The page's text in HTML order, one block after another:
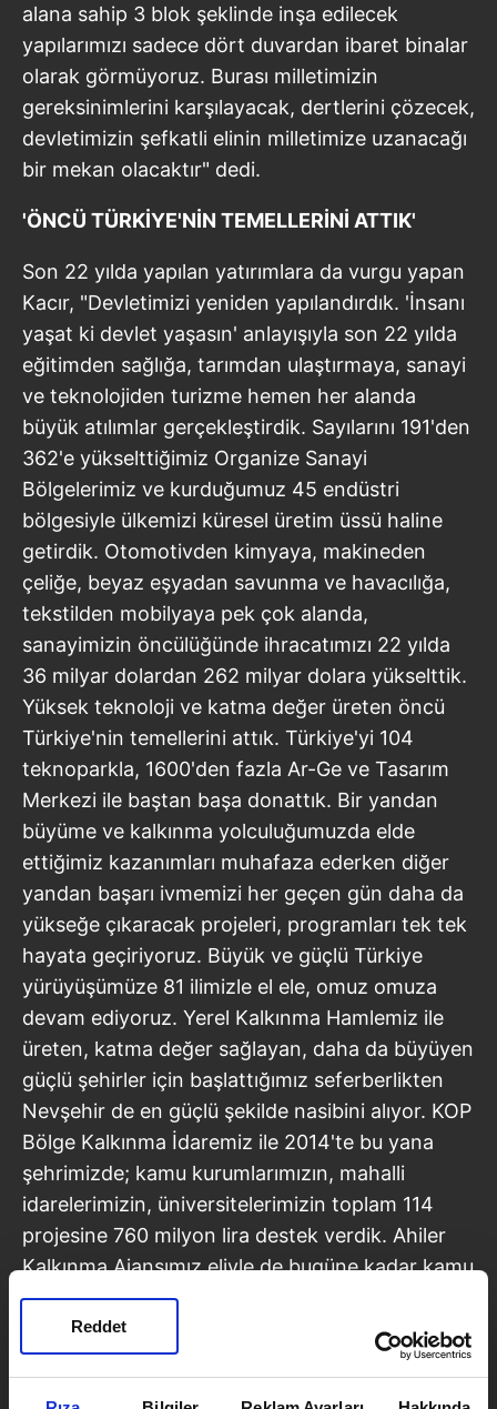
Reddet
alana sahip 3 blok şeklinde inşa edilecek
yapılarımızı sadece dört duvardan ibaret binalar
olarak görmüyoruz. Burası milletimizin
gereksinimlerini karşılayacak, dertlerini çözecek,
devletimizin şefkatli elinin milletimize uzanacağı
bir mekan olacaktır" dedi.
'ÖNCÜ TÜRKİYE'NİN TEMELLERİNİ ATTIK'
Son 22 yılda yapılan yatırımlara da vurgu yapan
Kacır, "Devletimizi yeniden yapılandırdık. 'İnsanı
yaşat ki devlet yaşasın' anlayışıyla son 22 yılda
eğitimden sağlığa, tarımdan ulaştırmaya, sanayi
ve teknolojiden turizme hemen her alanda
büyük atılımlar gerçekleştirdik. Sayılarını 191'den
362'e yükselttiğimiz Organize Sanayi
Bölgelerimiz ve kurduğumuz 45 endüstri
bölgesiyle ülkemizi küresel üretim üssü haline
getirdik. Otomotivden kimyaya, makineden
çeliğe, beyaz eşyadan savunma ve havacılığa,
tekstilden mobilyaya pek çok alanda,
sanayimizin öncülüğünde ihracatımızı 22 yılda
36 milyar dolardan 262 milyar dolara yükselttik.
Yüksek teknoloji ve katma değer üreten öncü
Türkiye'nin temellerini attık. Türkiye'yi 104
teknoparkla, 1600'den fazla Ar-Ge ve Tasarım
Merkezi ile baştan başa donattık. Bir yandan
büyüme ve kalkınma yolculuğumuzda elde
ettiğimiz kazanımları muhafaza ederken diğer
yandan başarı ivmemizi her geçen gün daha da
yükseğe çıkaracak projeleri, programları tek tek
hayata geçiriyoruz. Büyük ve güçlü Türkiye
yürüyüşümüze 81 ilimizle el ele, omuz omuza
devam ediyoruz. Yerel Kalkınma Hamlemiz ile
üreten, katma değer sağlayan, daha da büyüyen
güçlü şehirler için başlattığımız seferberlikten
Nevşehir de en güçlü şekilde nasibini alıyor. KOP
Bölge Kalkınma İdaremiz ile 2014'te bu yana
şehrimizde; kamu kurumlarımızın, mahalli
idarelerimizin, üniversitelerimizin toplam 114
projesine 760 milyon lira destek verdik. Ahiler
Kalkınma Ajansımız eliyle de bugüne kadar kamu
kurumlarımızın, mahalli idarelerimizin,
üniversitelerimizin, özel sektörümüzün ve sivil
toplum kuruluşlarımızın 195 projesine 501 milyon